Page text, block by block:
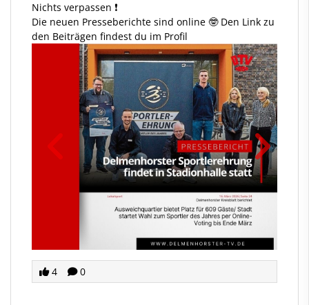
Nichts verpassen ❗
Die neuen Presseberichte sind online 🤓 Den Link zu
den Beiträgen findest du im Profil
4 0